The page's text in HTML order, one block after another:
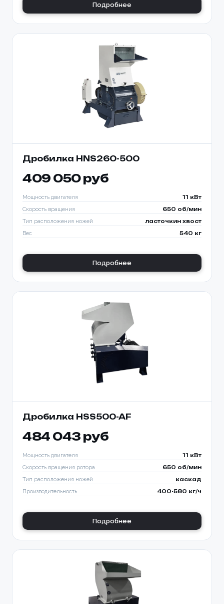
Подробнее
Дробилка HNS260-500
409 050 руб
Мощность двигателя 11 кВт
Скорость вращения 650 об/мин
Тип расположения ножей ласточкин хвост
Вес 540 кг
Подробнее
Дробилка HSS500-AF
484 043 руб
Мощность двигателя 11 кВт
Скорость вращения ротора 650 об/мин
Тип расположения ножей каскад
Производительность 400-580 кг/ч
Подробнее